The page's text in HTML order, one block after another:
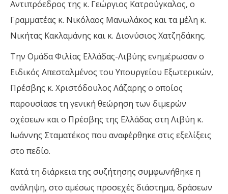
Αντιπρόεδρος της κ. Γεώργιος Κατρούγκαλος, ο
Γραμματέας κ. Νικόλαος Μανωλάκος και τα μέλη κ.
Νικήτας Κακλαμάνης και κ. Διονύσιος Χατζηδάκης.
Την Ομάδα Φιλίας Ελλάδας-Λιβύης ενημέρωσαν ο
Ειδικός Απεσταλμένος του Υπουργείου Εξωτερικών,
Πρέσβης κ. Χριστόδουλος Λάζαρης ο οποίος
παρουσίασε τη γενική θεώρηση των διμερών
σχέσεων και ο Πρέσβης της Ελλάδας στη Λιβύη κ.
Ιωάννης Σταματέκος που αναφέρθηκε στις εξελίξεις
στο πεδίο.
Κατά τη διάρκεια της συζήτησης συμφωνήθηκε η
ανάληψη, στο αμέσως προσεχές διάστημα, δράσεων